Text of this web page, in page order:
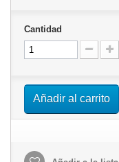
Cantidad
Añadir al carrito